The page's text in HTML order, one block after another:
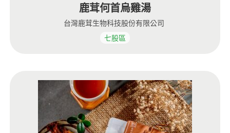
鹿茸何首烏雞湯
台灣鹿茸生物科技股份有限公司
七股區